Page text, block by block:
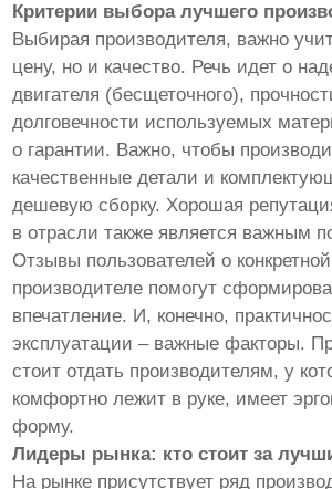
Критерии выбора лучшего
Выбирая производителя, важно
цену, но и качество. Речь идет о
двигателя (бесщеточного),
долговечности используемых
о гарантии. Важно, чтобы
качественные детали и
дешевую сборку. Хорошая
в отрасли также является важным
Отзывы пользователей о
производителе помогут
впечатление. И, конечно,
эксплуатации – важные факторы.
стоит отдать производителям, у
комфортно лежит в руке, имеет
форму.
Лидеры рынка: кто стоит за
На рынке присутствует ряд